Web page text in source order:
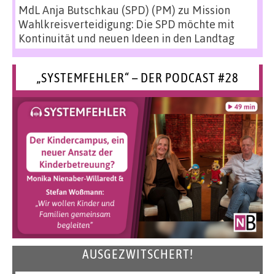
MdL Anja Butschkau (SPD) (PM) zu Mission
Wahlkreisverteidigung: Die SPD möchte mit
Kontinuität und neuen Ideen in den Landtag
„SYSTEMFEHLER“ – DER PODCAST #28
AUSGEZWITSCHERT!